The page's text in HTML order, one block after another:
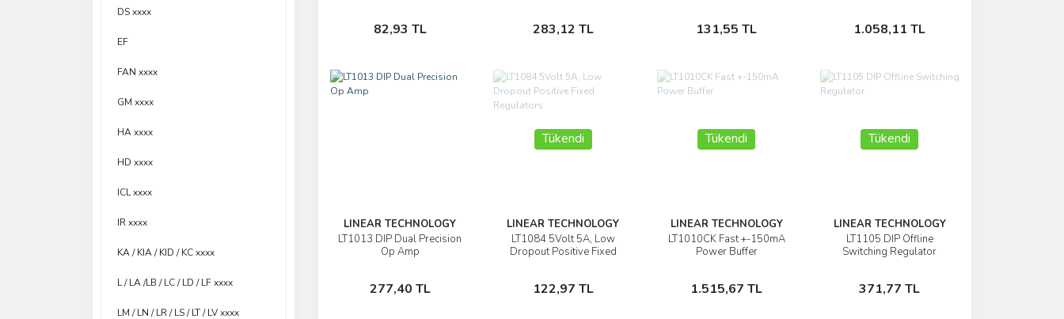
DS xxxx
EF
FAN xxxx
GM xxxx
HA xxxx
HD xxxx
ICL xxxx
IR xxxx
KA / KIA / KID / KC xxxx
L / LA /LB / LC / LD / LF xxxx
LM / LN / LR / LS / LT / LV xxxx
82,93 TL
Sepete Ekle 283,12 TL
Sepete Ekle 131,55 TL
Sepete Ekle 1.058,11 TL
Sepete Ekle
LINEAR TECHNOLOGY
LT1013 DIP Dual Precision
Op Amp
277,40 TL
İncele
Sepete Ekle
Tükendi
LINEAR TECHNOLOGY
LT1084 5Volt 5A, Low
Dropout Positive Fixed
122,97 TL
İncele
Stokta Yok
Tükendi
LINEAR TECHNOLOGY
LT1010CK Fast +-150mA
Power Buffer
1.515,67 TL
İncele
Stokta Yok
Tükendi
LINEAR TECHNOLOGY
LT1105 DIP Offline
Switching Regulator
371,77 TL
İncele
Stokta Yok